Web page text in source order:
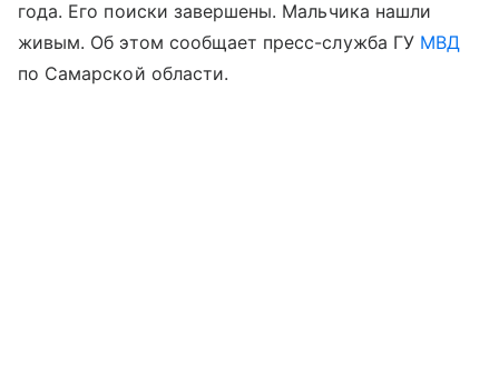
года. Его поиски завершены. Мальчика нашли
живым. Об этом сообщает пресс-служба ГУ МВД
по Самарской области.